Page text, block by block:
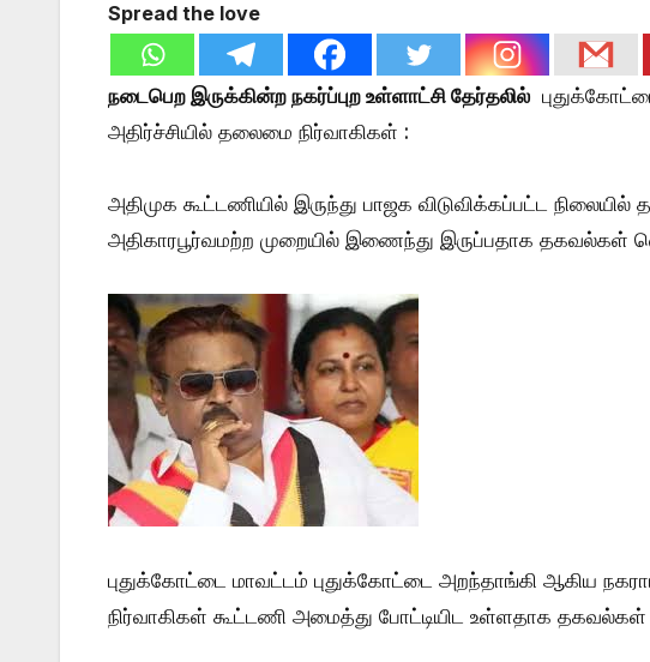
Spread the love
நடைபெற இருக்கின்ற நகர்ப்புற உள்ளாட்சி தேர்தலில்
அதிர்ச்சியில் தலைமை நிர்வாகிகள் :
அதிமுக கூட்டணியில் இருந்து பாஜக விடுவிக்கப்பட்ட
அதிகாரபூர்வமற்ற முறையில் இணைந்து இருப்பதாக தகவல்கள்
புதுக்கோட்டை மாவட்டம் புதுக்கோட்டை அறந்தாங்கி ஆகிய
நிர்வாகிகள் கூட்டணி அமைத்து போட்டியிட உள்ளதாக